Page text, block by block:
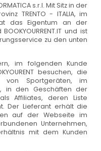
s.r.l. Mit Sitz in der
TRENTO - ITALIA, im
das Eigentum an der
und ist
zu den unten
im folgenden Kunde
besuchen, die
von Sportgeräten, im
in den Geschäften der
Affiliates, deren Liste
Der Lieferant erhält die
auf der Webseite im
Unternehmen,
mit dem Kunden